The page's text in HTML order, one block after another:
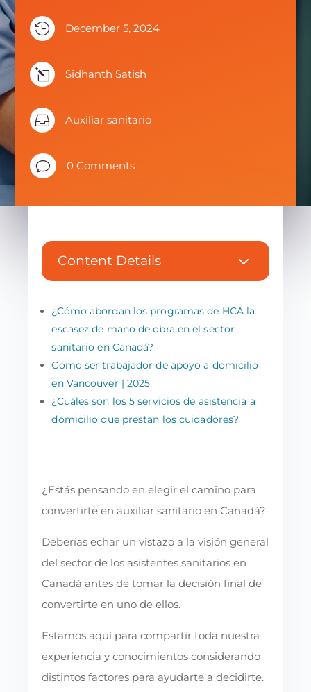
 December 5, 2024
l Sidhanth Satish
 Auxiliar sanitario
v 0 Comments
Content Details 3
¿Cómo abordan los programas de HCA la
escasez de mano de obra en el sector
sanitario en Canadá?
Cómo ser trabajador de apoyo a domicilio
en Vancouver | 2025
¿Cuáles son los 5 servicios de asistencia a
domicilio que prestan los cuidadores?
¿Estás pensando en elegir el camino para
convertirte en auxiliar sanitario en Canadá?
Deberías echar un vistazo a la visión general
del sector de los asistentes sanitarios en
Canadá antes de tomar la decisión final de
convertirte en uno de ellos.
Estamos aquí para compartir toda nuestra
experiencia y conocimientos considerando
distintos factores para ayudarte a decidirte.